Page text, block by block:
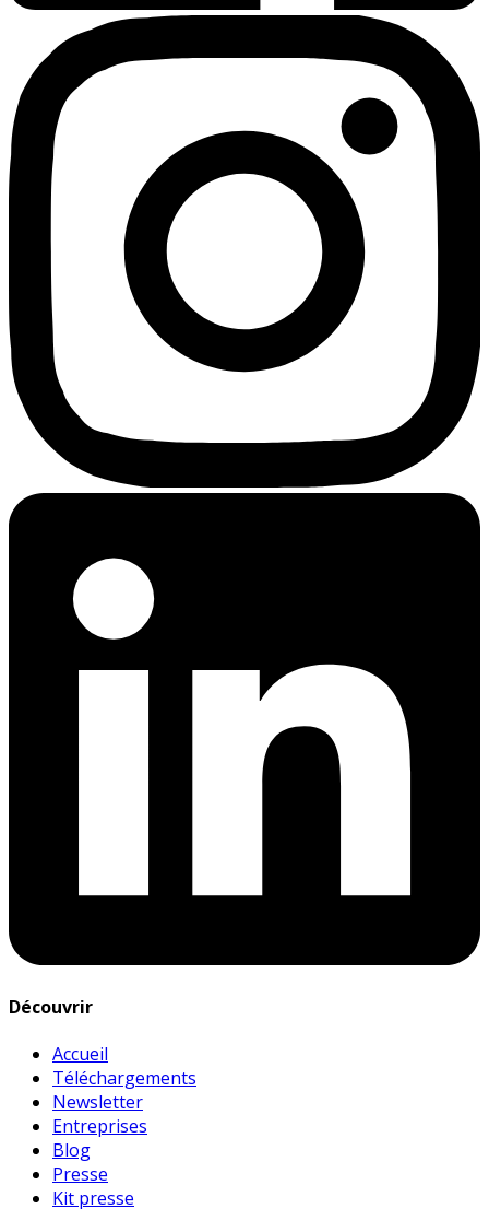
Découvrir
Accueil
Téléchargements
Newsletter
Entreprises
Blog
Presse
Kit presse